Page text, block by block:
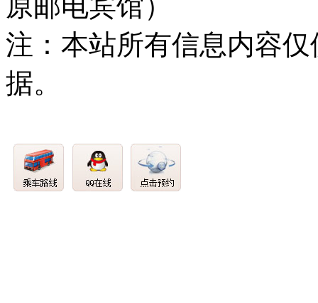
注：本站所有信息内容
据。